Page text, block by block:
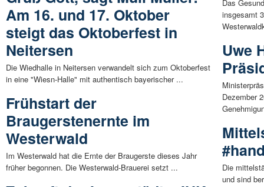
Am 16. und 17. Oktober
steigt das Oktoberfest in
Neitersen
Die Wiedhalle in Neitersen verwandelt sich zum Oktoberfest
in eine "Wiesn-Halle" mit authentisch bayerischer ...
Frühstart der
Braugerstenernte im
Westerwald
Im Westerwald hat die Ernte der Braugerste dieses Jahr
früher begonnen. Die Westerwald-Brauerei setzt ...
Das
insgesamt
Uwe
Dezember
Die
und sind